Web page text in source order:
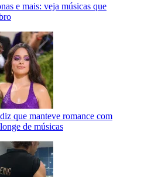
e mais: veja músicas que
que manteve romance com
de músicas